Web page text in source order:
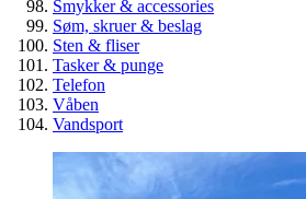
Smykker & accessories
Søm, skruer & beslag
Sten & fliser
Tasker & punge
Telefon
Våben
Vandsport